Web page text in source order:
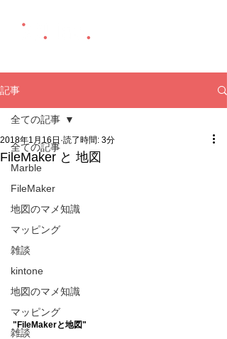
記事
全ての記事
Marble
FileMaker
地図のマメ知識
マッピング
雑談
kintone
地図のマメ知識
マッピング
雑談
全ての記事
FileMaker と 地図
2018年1月16日 読了時間: 3分
"FileMakerと地図"